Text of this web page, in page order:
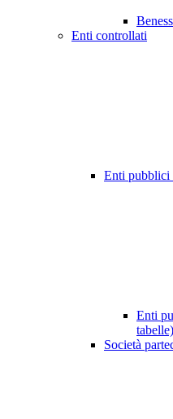
Enti controllati
Enti pubblici
Enti
tabelle)
Società